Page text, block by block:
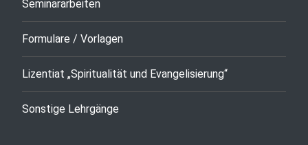
Seminararbeiten
Formulare / Vorlagen
Lizentiat „Spiritualität und Evangelisierung“
Sonstige Lehrgänge